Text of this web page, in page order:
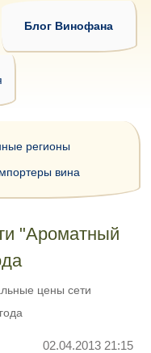
Блог Винофана
"Ароматный
цены сети
02.04.2013 21:15
регионы
вина